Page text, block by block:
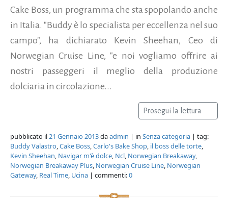
Cake Boss, un programma che sta spopolando anche
in Italia. "Buddy è lo specialista per eccellenza nel suo
campo", ha dichiarato Kevin Sheehan, Ceo di
Norwegian Cruise Line, "e noi vogliamo offrire ai
nostri passeggeri il meglio della produzione
dolciaria in circolazione...
Prosegui la lettura
pubblicato il21 Gennaio 2013daadmin | in Senza categoria | tag:
Buddy Valastro,Cake Boss,Carlo's Bake Shop, il boss delle torte,
Kevin Sheehan, Navigar m'è dolce, Ncl, Norwegian Breakaway,
Norwegian Breakaway Plus, Norwegian Cruise Line, Norwegian
Gateway, Real Time, Ucina | commenti:0